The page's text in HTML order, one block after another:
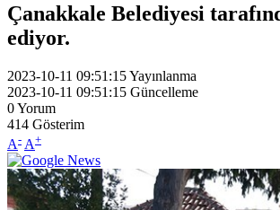
Çanakkale Belediyesi
ediyor.
2023-10-11 09:51:15Yayınlanma
2023-10-11 09:51:15 Güncelleme
0Yorum
414 Gösterim
A- A+